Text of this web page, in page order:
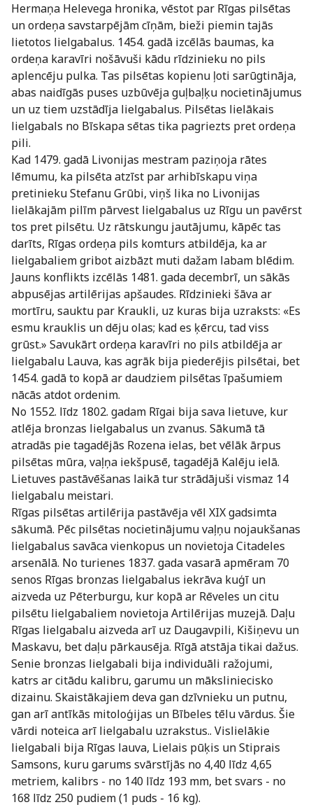
Hermaņa Helevega hronika, vēstot par Rīgas pilsētas
un ordeņa savstarpējām cīņām, bieži piemin tajās
lietotos lielgabalus. 1454. gadā izcēlās baumas, ka
ordeņa karavīri nošāvuši kādu rīdzinieku no pils
aplencēju pulka. Tas pilsētas kopienu ļoti sarūgtināja,
abas naidīgās puses uzbūvēja guļbaļķu nocietinājumus
un uz tiem uzstādīja lielgabalus. Pilsētas lielākais
lielgabals no Bīskapa sētas tika pagriezts pret ordeņa
pili.
Kad 1479. gadā Livonijas mestram paziņoja rātes
lēmumu, ka pilsēta atzīst par arhibīskapu viņa
pretinieku Stefanu Grūbi, viņš lika no Livonijas
lielākajām pilīm pārvest lielgabalus uz Rīgu un pavērst
tos pret pilsētu. Uz rātskungu jautājumu, kāpēc tas
darīts, Rīgas ordeņa pils komturs atbildēja, ka ar
lielgabaliem gribot aizbāzt muti dažam labam blēdim.
Jauns konflikts izcēlās 1481. gada decembrī, un sākās
abpusējas artilērijas apšaudes. Rīdzinieki šāva ar
mortīru, sauktu par Kraukli, uz kuras bija uzraksts: «Es
esmu krauklis un dēju olas; kad es ķērcu, tad viss
grūst.» Savukārt ordeņa karavīri no pils atbildēja ar
lielgabalu Lauva, kas agrāk bija piederējis pilsētai, bet
1454. gadā to kopā ar daudziem pilsētas īpašumiem
nācās atdot ordenim.
No 1552. līdz 1802. gadam Rīgai bija sava lietuve, kur
atlēja bronzas lielgabalus un zvanus. Sākumā tā
atradās pie tagadējās Rozena ielas, bet vēlāk ārpus
pilsētas mūra, vaļņa iekšpusē, tagadējā Kalēju ielā.
Lietuves pastāvēšanas laikā tur strādājuši vismaz 14
lielgabalu meistari.
Rīgas pilsētas artilērija pastāvēja vēl XIX gadsimta
sākumā. Pēc pilsētas nocietinājumu vaļņu nojaukšanas
lielgabalus savāca vienkopus un novietoja Citadeles
arsenālā. No turienes 1837. gada vasarā apmēram 70
senos Rīgas bronzas lielgabalus iekrāva kuģī un
aizveda uz Pēterburgu, kur kopā ar Rēveles un citu
pilsētu lielgabaliem novietoja Artilērijas muzejā. Daļu
Rīgas lielgabalu aizveda arī uz Daugavpili, Kišiņevu un
Maskavu, bet daļu pārkausēja. Rīgā atstāja tikai dažus.
Senie bronzas lielgabali bija individuāli ražojumi,
katrs ar citādu kalibru, garumu un māksliniecisko
dizainu. Skaistākajiem deva gan dzīvnieku un putnu,
gan arī antīkās mitoloģijas un Bībeles tēlu vārdus. Šie
vārdi noteica arī lielgabalu uzrakstus.. Vislielākie
lielgabali bija Rīgas lauva, Lielais pūķis un Stiprais
Samsons, kuru garums svārstījās no 4,40 līdz 4,65
metriem, kalibrs - no 140 līdz 193 mm, bet svars - no
168 līdz 250 pudiem (1 puds - 16 kg).